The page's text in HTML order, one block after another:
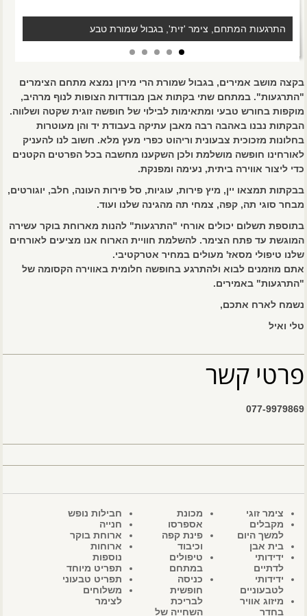
התרגעות המתחם, צימר 'זית', בגבול שמורת טבע
בקצה מושב אמירים, בגבול שמורת הרי מירון נמצא מתחם הצימרים
"התרגעות". במתחם שתי בקתות אבן מבודדות הצופות לנוף מרהיב,
מוקפות בחורש טבעי ומתאימות לבילוי של חופשה זוגית שקטה ושלווה.
הבקתות נבנו באהבה רבה מאבן עתיקה בעבודת יד והן מעוטרות
בחלונות מזכוכית צבעונית וריהוט כפרי מעץ מלא. חשוב לנו להעניק
לאורחינו חופשה מושלמת ולכן השקענו מחשבה בכל הפרטים הקטנים
כדי ליצור אווירה ביתית, נעימה ומפנקת.
בבקתות תמצאו יין, מיץ פירות, עוגיות, סל פירות העונה, חלב, יוגורטים,
מבחר סוגי תה, קפה, צמחי תה מהגינה שלנו ועוד.
בתוספת תשלום יכולים אורחי "התרגעות" להנות מארוחת בוקר עשירה
המוגשת עד פתח הצימר. להשלמת חוויית הארוח אנו מציעים לאורחים
שלנו טיפולי מסאז' מעולים במחיר אטרקטיבי.
אתם מוזמנים לבוא ולהתרגע בחופשה חלומית באווירה הקסומה של
"התרגעות" באמירים.
נשמח לארח אתכם,
טלי ואיל
פרטי קשר
077-9979869
צימר זוגי
מקבלים
למשך היום
בית אבן
ידידותי
לדתיים
ידידותי
לטבעוניים
מיזוג אוויר
בחדר
מכונת
אספרסו
פינת קפה
וכיבוד
טיפולים
במתחם
כניסה
חופשית
לבריכת
השחייה של
חבילות נופש
חנייה
ארוחת בוקר
ארוחות
נוספות
תפריט מיוחד
תפריט טבעוני
משלוחים
לצימר